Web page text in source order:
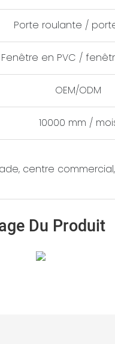
Porte roulante /
Fenêtre en PVC /
OEM/ODM
10000 mm /
centre
Du Produit